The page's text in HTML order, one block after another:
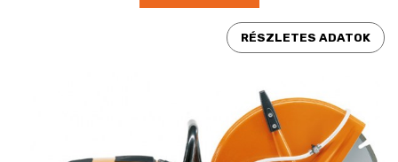
RÉSZLETES ADATOK